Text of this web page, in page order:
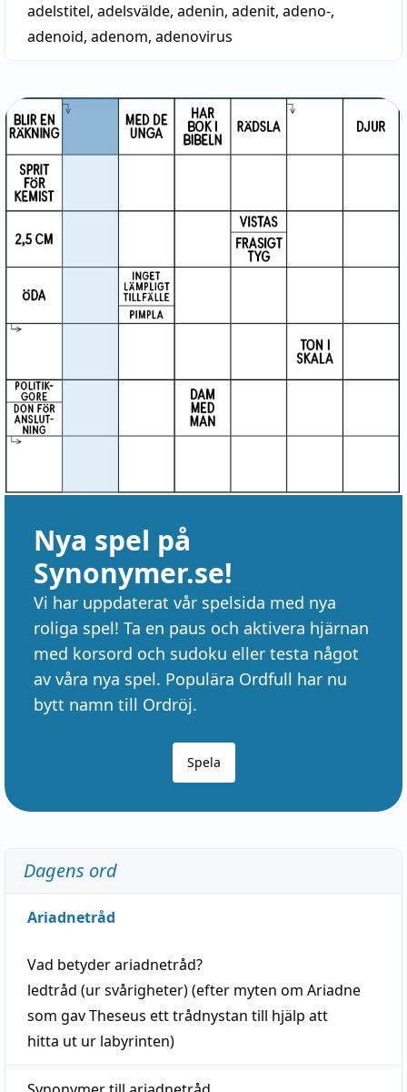
adelstitel, adelsvälde, adenin, adenit, adeno-,
adenoid, adenom, adenovirus
Nya spel på
Synonymer.se!
Vi har uppdaterat vår spelsida med nya
roliga spel! Ta en paus och aktivera hjärnan
med korsord och sudoku eller testa något
av våra nya spel. Populära Ordfull har nu
bytt namn till Ordröj.
Spela
Dagens ord
Ariadnetråd
Vad betyderariadnetråd?
ledtråd (ur svårigheter) (efter myten om Ariadne
som gav Theseus ett trådnystan till hjälp att
hitta ut ur labyrinten)